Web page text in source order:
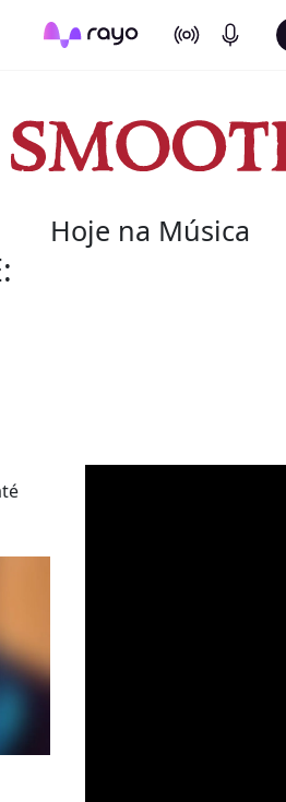
On Air Podcasts
Hoje na Música